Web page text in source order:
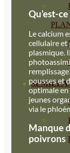
Qu’est-
Le calcium
cellulaire et
plasmique.
pousses et
optimale en
jeunes
via le
Manque
poivrons